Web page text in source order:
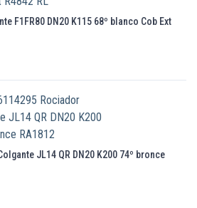
F1FR80 DN20 K115 68º blanco Cob Ext
JL14 QR DN20 K200 74º bronce